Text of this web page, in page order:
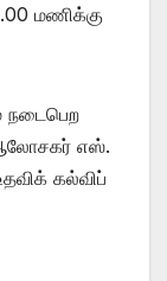
மணிக்கு
எஸ்.
கல்விப்